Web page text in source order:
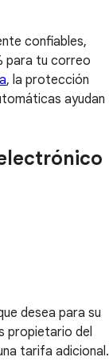
confiables,
para tu correo
, la protección
ayudan
desea para su
propietario del
tarifa adicional.